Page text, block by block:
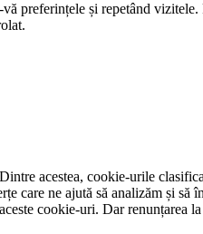
preferințele și repetând
acestea, cookie-urile
care ne ajută să analizăm și
cookie-uri. Dar renunțarea